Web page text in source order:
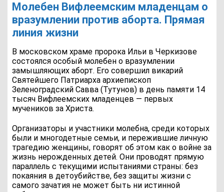
Молебен Вифлеемским младенцам о
вразумлении против аборта. Прямая
линия жизни
В московском храме пророка Ильи в Черкизове
состоялся особый молебен о вразумлении
замышляющих аборт. Его совершил викарий
Святейшего Патриарха архиепископ
Зеленоградский Савва (Тутунов) в день памяти 14
тысяч Вифлеемских младенцев — первых
мучеников за Христа.
Организаторы и участники молебна, среди которых
были и многодетные семьи, и пережившие личную
трагедию женщины, говорят об этом как о войне за
жизнь нерожденных детей. Они проводят прямую
параллель с текущими испытаниями страны: без
покаяния в детоубийстве, без защиты жизни с
самого зачатия не может быть ни истинной